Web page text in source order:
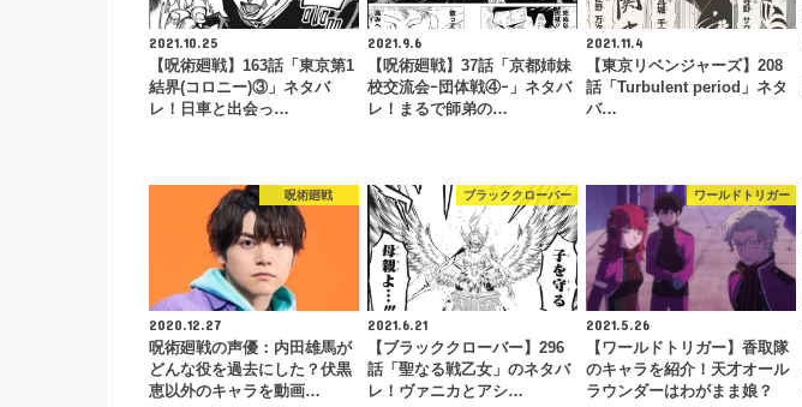
2021.10.25
【呪術廻戦】163話「東京第1
結界(コロニー)③」ネタバ
レ！日車と出会っ…
2021.9.6
【呪術廻戦】37話「京都姉妹
校交流会ｰ団体戦④ｰ」ネタバ
レ！まるで師弟の…
2021.11.4
【東京リベンジャーズ】208
話「Turbulent period」ネタ
バ…
呪術廻戦
2020.12.27
呪術廻戦の声優：内田雄馬が
どんな役を過去にした？伏黒
恵以外のキャラを動画…
ブラッククローバー
2021.6.21
【ブラッククローバー】296
話「聖なる戦乙女」のネタバ
レ！ヴァニカとアシ…
ワールドトリガー
2021.5.26
【ワールドトリガー】香取隊
のキャラを紹介！天才オール
ラウンダーはわがまま娘？